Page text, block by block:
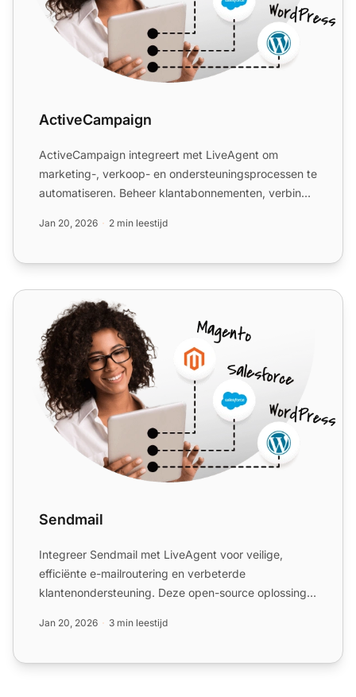
ActiveCampaign
ActiveCampaign integreert met LiveAgent om
marketing-, verkoop- en ondersteuningsprocessen te
automatiseren. Beheer klantabonnementen, verbind
Jan 20, 2026 2 min leestijd
Sendmail
Sendmail
Integreer Sendmail met LiveAgent voor veilige,
efficiënte e-mailroutering en verbeterde
klantenondersteuning. Deze open-source oplossing
Jan 20, 2026 3 min leestijd